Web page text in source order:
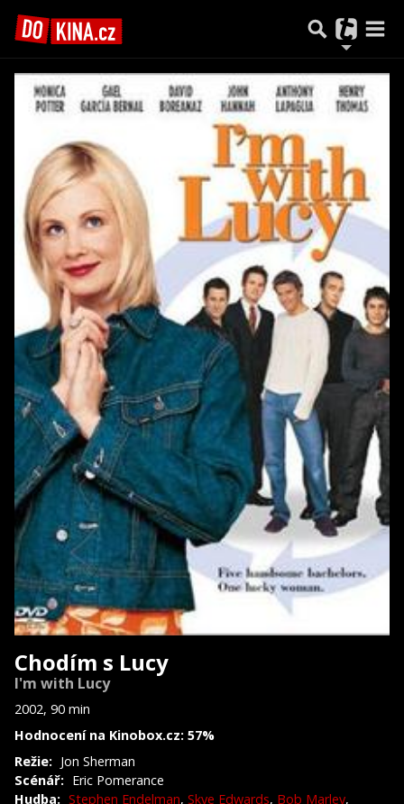
Chodím s Lucy
I'm with Lucy
2002, 90 min
Hodnocení na Kinobox.cz: 57%
Režie: Jon Sherman
Scénář: Eric Pomerance
Hudba: Stephen Endelman, Skye Edwards, Bob Marley,